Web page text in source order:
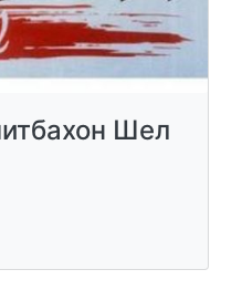
Шел